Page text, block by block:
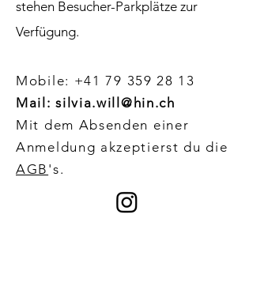
stehen Besucher-Parkplätze zur
Verfügung.
​​Mobile: +41 79 359 28 13
Mail: silvia.will@hin.ch
Mit dem Absenden einer
Anmeldung akzeptierst du die
AGB 's.